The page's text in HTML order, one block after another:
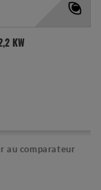
KW
au comparateur